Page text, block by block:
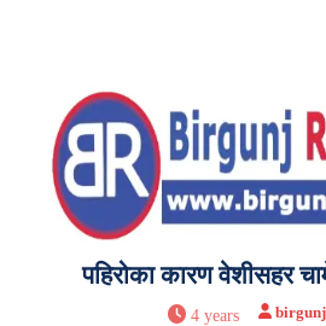
पहिरोका कारण वेशीसहर
4 years